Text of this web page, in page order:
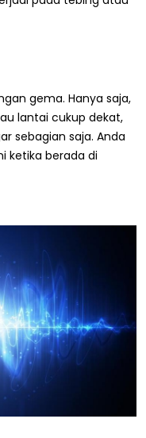
gema. Hanya saja,
lantai cukup dekat,
sebagian saja. Anda
ketika berada di